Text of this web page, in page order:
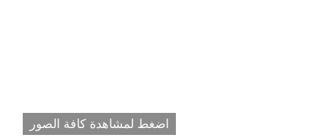
اضغط لمشاهدة كافة الصور